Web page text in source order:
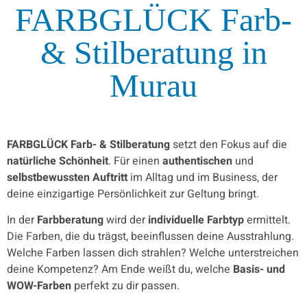
FARBGLÜCK Farb-
& Stilberatung in
Murau
FARBGLÜCK Farb- & Stilberatung setzt den Fokus auf die
natürliche Schönheit. Für einen authentischen und
selbstbewussten Auftritt im Alltag und im Business, der
deine einzigartige Persönlichkeit zur Geltung bringt.
In derFarbberatungwird derindividuelle Farbtypermittelt.
Die Farben, die du trägst, beeinflussen deine Ausstrahlung.
Welche Farben lassen dich strahlen? Welche unterstreichen
deine Kompetenz? Am Ende weißt du, welche Basis- und
WOW-Farben perfekt zu dir passen.